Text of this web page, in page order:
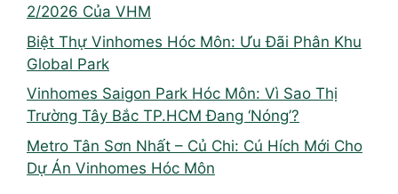
2/2026 Của VHM
Biệt Thự Vinhomes Hóc Môn: Ưu Đãi Phân Khu
Global Park
Vinhomes Saigon Park Hóc Môn: Vì Sao Thị
Trường Tây Bắc TP.HCM Đang ‘Nóng’?
Metro Tân Sơn Nhất – Củ Chi: Cú Hích Mới Cho
Dự Án Vinhomes Hóc Môn